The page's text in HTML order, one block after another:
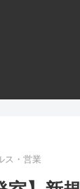
ス・営業